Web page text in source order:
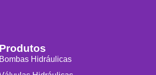
Produtos
Bombas Hidráulicas